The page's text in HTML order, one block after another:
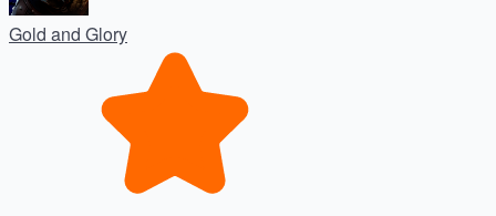
Gold and Glory